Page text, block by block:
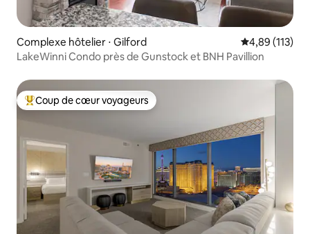
Complexe hôtelier ⋅ Gilford Évaluation
4,89 (113)
LakeWinni Condo près de Gunstock et BNH Pavillion
Coups de cœur voyageurs les plus appréciés
Coup de cœur voyageurs